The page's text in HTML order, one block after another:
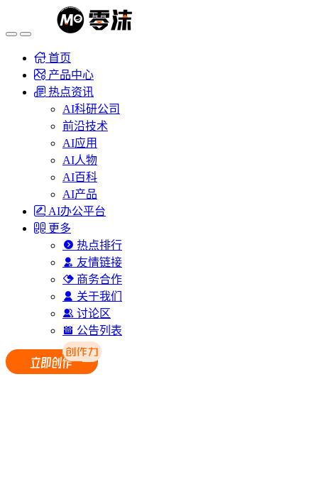
首页
产品中心
热点资讯
AI科研公司
前沿技术
AI应用
AI人物
AI百科
AI产品
AI办公平台
更多
热点排行
友情链接
商务合作
关于我们
讨论区
公告列表